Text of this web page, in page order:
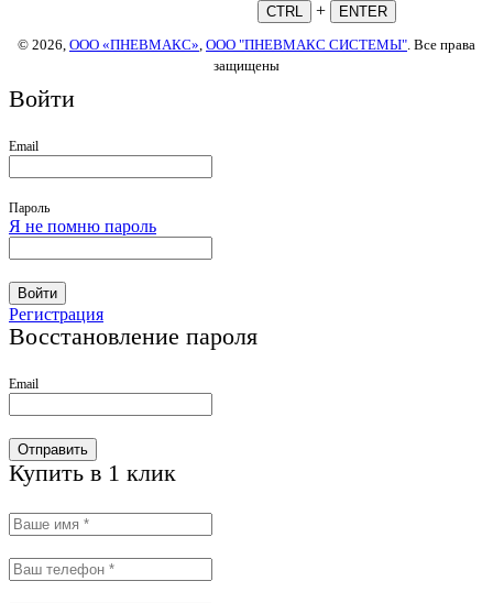
CTRL +
ENTER
© 2026, ООО «ПНЕВМАКС», ООО "ПНЕВМАКС СИСТЕМЫ". Все права
защищены
Войти
Email
Пароль
Я не помню пароль
Войти
Регистрация
Восстановление пароля
Email
Отправить
Купить в 1 клик